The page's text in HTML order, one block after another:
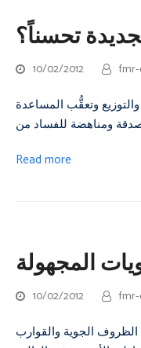
تحسناً؟
10/02/2012
وتعقُّب المساعدة
Read more
المجهولة
10/02/2012
الجوية والقوارب